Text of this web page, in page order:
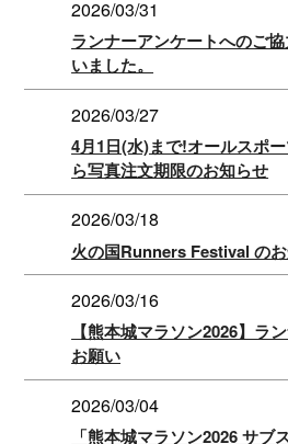
2026/03/31
ランナーアンケートへのご
いました。
2026/03/27
4月1日(水)まで!オールスポ
ら写真注文期限のお知らせ
2026/03/18
火の国Runners Festival の
2026/03/16
【熊本城マラソン2026】ラ
お願い
2026/03/04
「熊本城マラソン2026 サブ